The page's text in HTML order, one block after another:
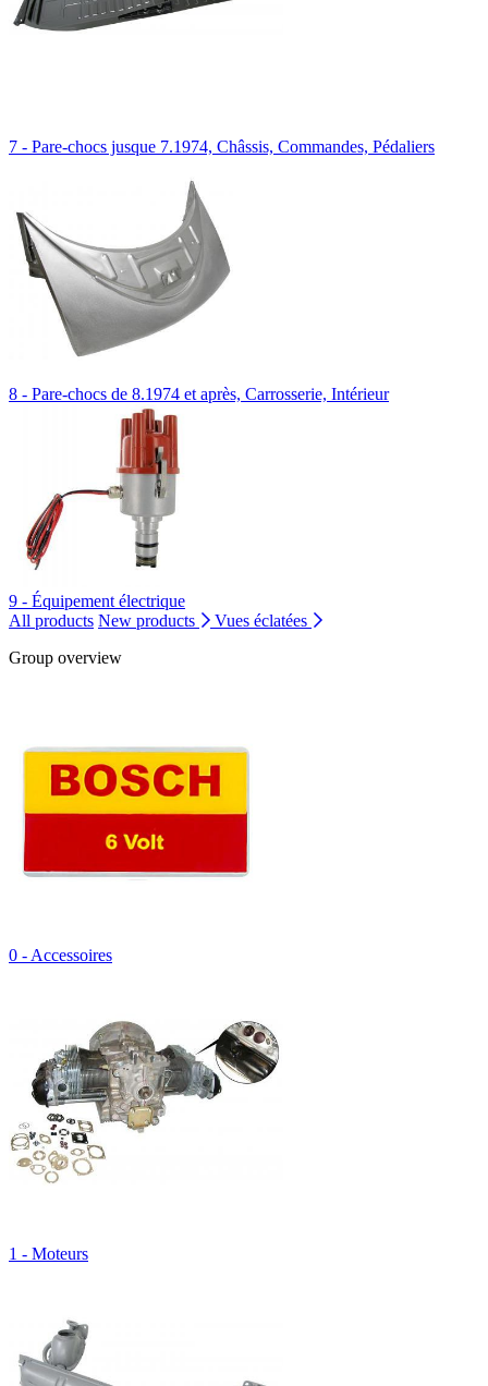
7 - Pare-chocs jusque 7.1974, Châssis, Commandes, Pédaliers
8 - Pare-chocs de 8.1974 et après, Carrosserie, Intérieur
9 - Équipement électrique
All products New products
Vues éclatées
Group overview
0 - Accessoires
1 - Moteurs